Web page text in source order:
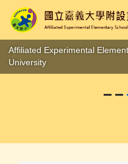
到
要
內
容
Affiliated Experimental
University